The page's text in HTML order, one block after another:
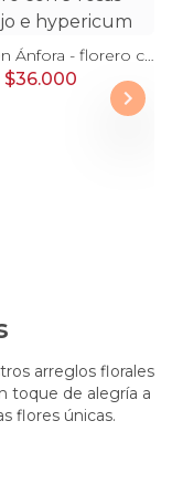
Antonia en Ánfora - florero con 9 rosas naranjo e hypericum
$36.000
arreglos florales
toque de alegría a
flores únicas.